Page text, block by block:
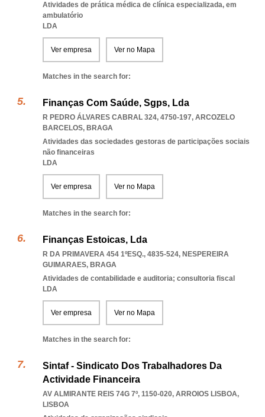
Atividades de prática médica de clínica especializada, em
ambulatório
LDA
Ver empresa Ver no Mapa
Matches in the search for:
Finanças Com Saúde, Sgps, Lda
R PEDRO ÁLVARES CABRAL 324, 4750-197, ARCOZELO
BARCELOS, BRAGA
Atividades das sociedades gestoras de participações sociais
não financeiras
LDA
Ver empresa Ver no Mapa
Matches in the search for:
Finanças Estoicas, Lda
R DA PRIMAVERA 454 1ºESQ., 4835-524, NESPEREIRA
GUIMARAES, BRAGA
Atividades de contabilidade e auditoria; consultoria fiscal
LDA
Ver empresa Ver no Mapa
Matches in the search for:
Sintaf - Sindicato Dos Trabalhadores Da
Actividade Financeira
AV ALMIRANTE REIS 74G 7º, 1150-020, ARROIOS LISBOA,
LISBOA